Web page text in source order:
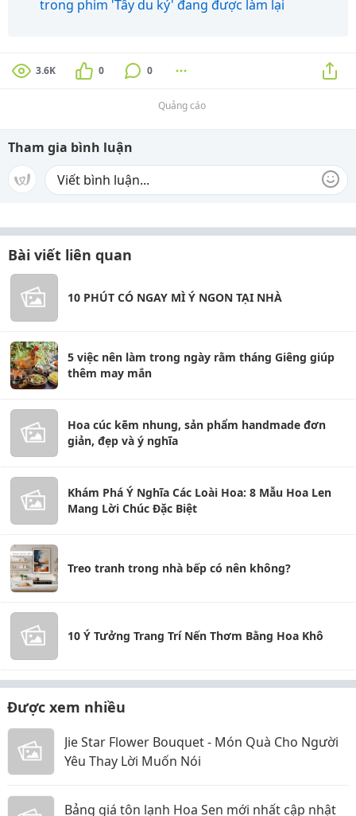
trong phim 'Tây du ký' đang được làm lại
3.6K 0 0
Quảng cáo
Tham gia bình luận
Bài viết liên quan
10 PHÚT CÓ NGAY MÌ Ý NGON TẠI NHÀ
5 việc nên làm trong ngày rằm tháng Giêng giúp
thêm may mắn
Hoa cúc kẽm nhung, sản phẩm handmade đơn
giản, đẹp và ý nghĩa
Khám Phá Ý Nghĩa Các Loài Hoa: 8 Mẫu Hoa Len
Mang Lời Chúc Đặc Biệt
Treo tranh trong nhà bếp có nên không?
10 Ý Tưởng Trang Trí Nến Thơm Bằng Hoa Khô
Được xem nhiều
Jie Star Flower Bouquet - Món Quà Cho Người
Yêu Thay Lời Muốn Nói
Bảng giá tôn lạnh Hoa Sen mới nhất cập nhật